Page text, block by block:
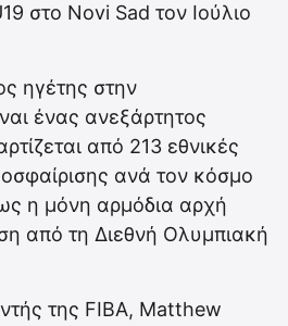
στο Novi Sad τον Ιούλιο
ηγέτης στην
ένας ανεξάρτητος
από 213 εθνικές
ανά τον κόσμο
η μόνη αρμόδια αρχή
από τη Διεθνή Ολυμπιακή
της FIBA, Matthew